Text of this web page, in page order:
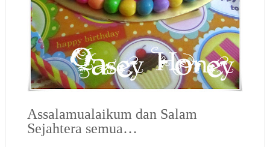
Assalamualaikum dan Salam
Sejahtera semua…